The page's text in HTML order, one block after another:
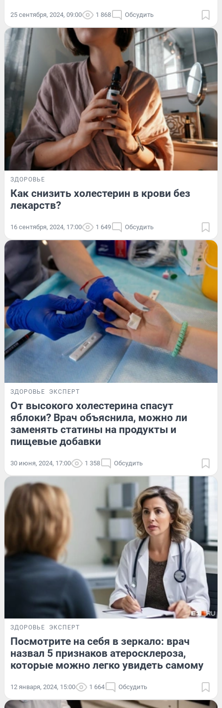
25 сентября, 2024, 09:00 1 868 Обсудить
ЗДОРОВЬЕ
Как снизить холестерин в крови без
лекарств?
16 сентября, 2024, 17:00 1 649 Обсудить
ЗДОРОВЬЕ ЭКСПЕРТ
От высокого холестерина спасут
яблоки? Врач объяснила, можно ли
заменять статины на продукты и
пищевые добавки
30 июня, 2024, 17:00 1 358 Обсудить
ЗДОРОВЬЕ ЭКСПЕРТ
Посмотрите на себя в зеркало: врач
назвал 5 признаков атеросклероза,
которые можно легко увидеть самому
12 января, 2024, 15:00 1 664 Обсудить